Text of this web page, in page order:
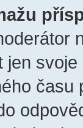
jen